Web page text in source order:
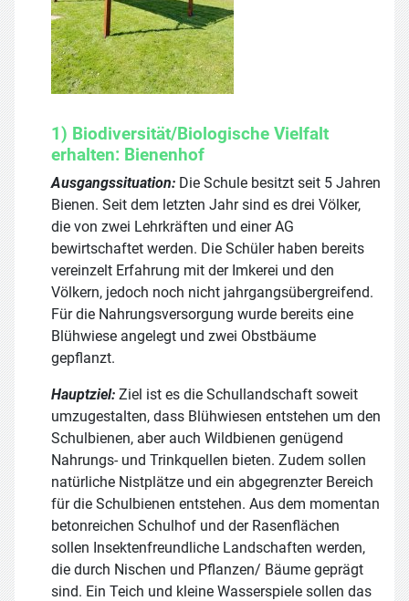
1) Biodiversität/Biologische Vielfalt
erhalten: Bienenhof
Ausgangssituation: Die Schule besitzt seit 5 Jahren
Bienen. Seit dem letzten Jahr sind es drei Völker,
die von zwei Lehrkräften und einer AG
bewirtschaftet werden. Die Schüler haben bereits
vereinzelt Erfahrung mit der Imkerei und den
Völkern, jedoch noch nicht jahrgangsübergreifend.
Für die Nahrungsversorgung wurde bereits eine
Blühwiese angelegt und zwei Obstbäume
gepflanzt.
Hauptziel: Ziel ist es die Schullandschaft soweit
umzugestalten, dass Blühwiesen entstehen um den
Schulbienen, aber auch Wildbienen genügend
Nahrungs- und Trinkquellen bieten. Zudem sollen
natürliche Nistplätze und ein abgegrenzter Bereich
für die Schulbienen entstehen. Aus dem momentan
betonreichen Schulhof und der Rasenflächen
sollen Insektenfreundliche Landschaften werden,
die durch Nischen und Pflanzen/ Bäume geprägt
sind. Ein Teich und kleine Wasserspiele sollen das